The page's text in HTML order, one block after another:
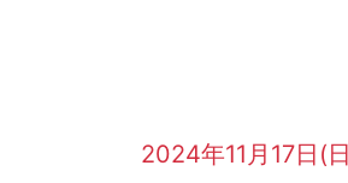
2024年11月17日(